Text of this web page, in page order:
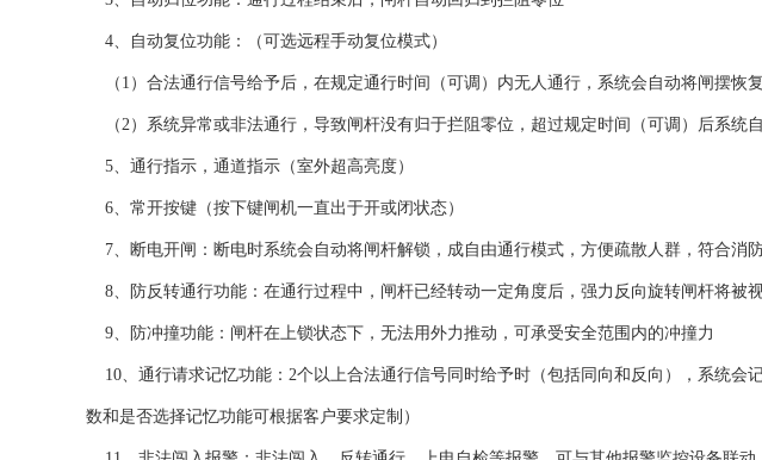
4、自动复位功能：（可选远程手动复位模式）
（1）合法通行信号给予后，在规定通行时间（可调）内无人通行，系统会自动将闸摆恢
（2）系统异常或非法通行，导致闸杆没有归于拦阻零位，超过规定时间（可调）后系统
5、通行指示，通道指示（室外超高亮度）
6、常开按键（按下键闸机一直出于开或闭状态）
7、断电开闸：断电时系统会自动将闸杆解锁，成自由通行模式，方便疏散人群，符合消
8、防反转通行功能：在通行过程中，闸杆已经转动一定角度后，强力反向旋转闸杆将被
9、防冲撞功能：闸杆在上锁状态下，无法用外力推动，可承受安全范围内的冲撞力
10、通行请求记忆功能：2个以上合法通行信号同时给予时（包括同向和反向），系统会
数和是否选择记忆功能可根据客户要求定制）